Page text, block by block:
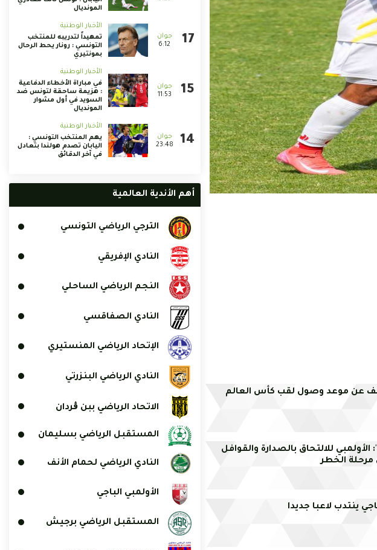
عن موعد وصول لقب كأس العالم
الأولمبي للالتحاق بالصدارة والقوافل
مرحلة الخطر
ينتدب لاعبا جديدا
المونديال
6:12
الأخبار الوطنية
تمهيداً لتدريبه للمنتخب
التونسي : رونار يحط الرحال
بمونتيري
11:53
الأخبار الوطنية
في مباراة الأخطاء الدفاعية
: هزيمة ساحقة لتونس ضد
السويد في أول مشوار
المونديال
23:48
الأخبار الوطنية
يهم المنتخب التونسي :
اليابان تصدم هولندا بتعادل
في آخر الدقائق
أهم الأندية العالمية
الترجي الرياضي التونسي
النادي الإفريقي
النجم الرياضي الساحلي
النادي الصفاقسي
الإتحاد الرياضي المنستيري
النادي الرياضي البنزرتي
الاتحاد الرياضي ببن ڨردان
المستقبل الرياضي بسليمان
النادي الرياضي لحمام الأنف
الأولمبي الباجي
المستقبل الرياضي برجيش